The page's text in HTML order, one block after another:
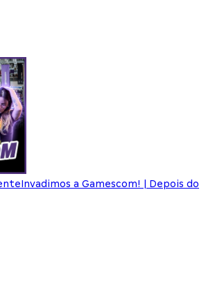
Invadimos a Gamescom! | Depois do